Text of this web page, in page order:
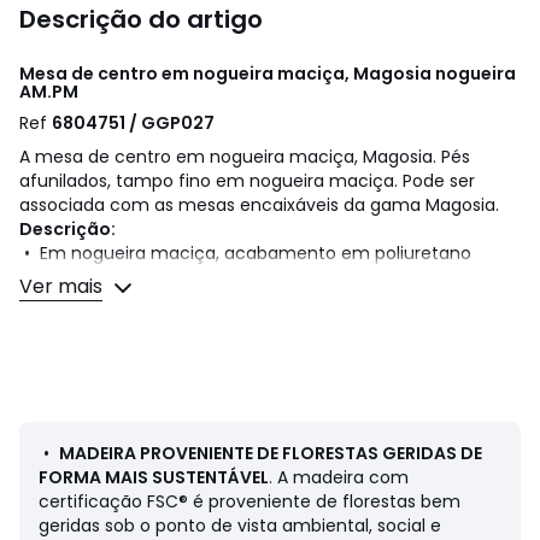
Descrição do artigo
Mesa de centro em nogueira maciça, Magosia nogueira
AM.PM
Ref 6804751 / GGP027
A mesa de centro em nogueira maciça, Magosia. Pés
afunilados, tampo fino em nogueira maciça. Pode ser
associada com as mesas encaixáveis da gama Magosia.
Descrição:
• Em nogueira maciça, acabamento em poliuretano
• Pés afunilados, tipo tacão
casa. Atenção! Verifique se as aberturas (portas, escadas,
elevadores) permitem a passagem da(s) embalagens no
ato da entrega.
Ver mais
• MADEIRA PROVENIENTE DE FLORESTAS GERIDAS DE
FORMA MAIS SUSTENTÁVEL. A madeira com
certificação FSC® é proveniente de florestas bem
geridas sob o ponto de vista ambiental, social e